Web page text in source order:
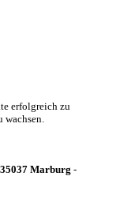
erfolgreich zu
wachsen.
Marburg -